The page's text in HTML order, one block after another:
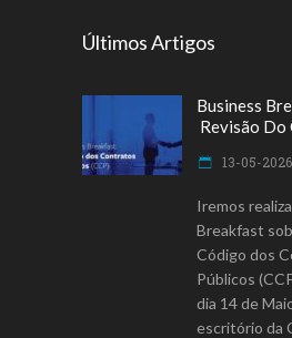
Últimos Artigos
Business
Revisão Do
13-05-2026
Iremos
Breakfast
Código dos
Públicos
dia 14 de
escritório da